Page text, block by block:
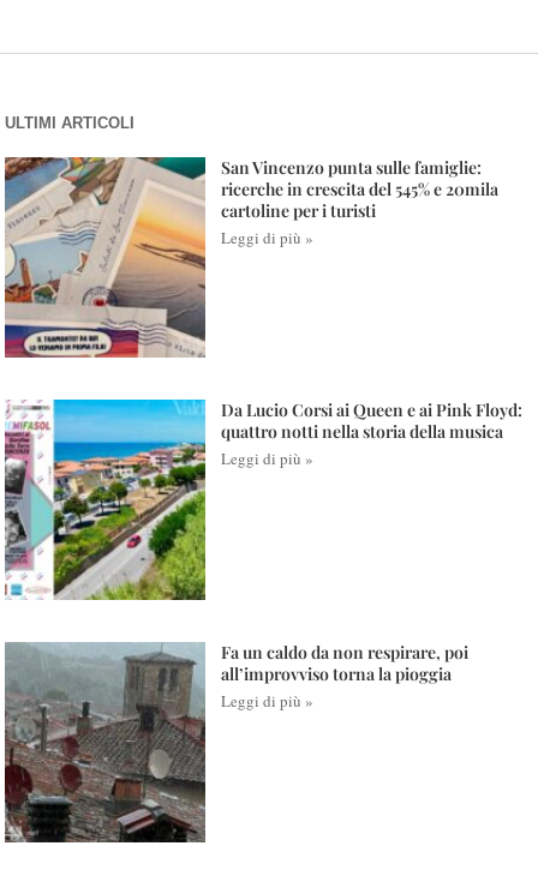
ULTIMI ARTICOLI
San Vincenzo punta sulle famiglie:
ricerche in crescita del 545% e 20mila
cartoline per i turisti
Leggi di più »
Da Lucio Corsi ai Queen e ai Pink Floyd:
quattro notti nella storia della musica
Leggi di più »
Fa un caldo da non respirare, poi
all’improvviso torna la pioggia
Leggi di più »